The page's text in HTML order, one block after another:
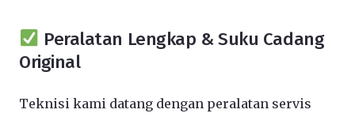
Peralatan Lengkap & Suku Cadang
Original
Teknisi kami datang dengan peralatan servis